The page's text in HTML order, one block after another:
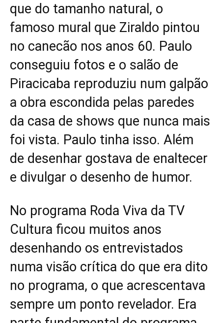
que do tamanho natural, o
famoso mural que Ziraldo pintou
no canecão nos anos 60. Paulo
conseguiu fotos e o salão de
Piracicaba reproduziu num galpão
a obra escondida pelas paredes
da casa de shows que nunca mais
foi vista. Paulo tinha isso. Além
de desenhar gostava de enaltecer
e divulgar o desenho de humor.
No programa Roda Viva da TV
Cultura ficou muitos anos
desenhando os entrevistados
numa visão crítica do que era dito
no programa, o que acrescentava
sempre um ponto revelador. Era